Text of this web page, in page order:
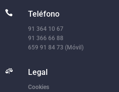
 Teléfono
91 364 10 67
91 366 66 88
659 91 84 73 (Móvil)
 Legal
Cookies